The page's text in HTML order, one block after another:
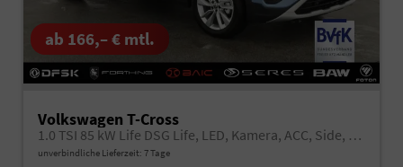
ab 166,– € mtl.
Volkswagen T-Cross
1.0 TSI 85 kW Life DSG Life, LED, Kamera, ACC, Side, Winter, 17-Zoll
unverbindliche Lieferzeit: 7 Tage